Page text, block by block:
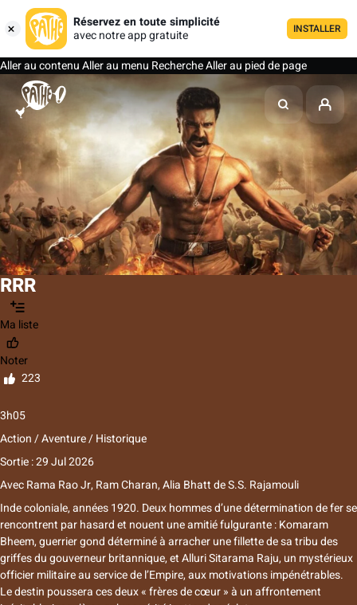
Réservez en toute simplicité
avec notre app gratuite
INSTALLER
Aller au contenuAller au menu RechercheAller au pied de page
RRR
Ma liste
Noter
223
3h05
Action / Aventure / Historique
Sortie : 29 Jul 2026
AvecRama Rao Jr,Ram Charan,Alia BhattdeS.S. Rajamouli
Inde coloniale, années 1920. Deux hommes d’une détermination de fer se
rencontrent par hasard et nouent une amitié fulgurante : Komaram
Bheem, guerrier gond déterminé à arracher une fillette de sa tribu des
griffes du gouverneur britannique, et Alluri Sitarama Raju, un mystérieux
officier militaire au service de l’Empire, aux motivations impénétrables.
Le destin poussera ces deux « frères de cœur » à un affrontement